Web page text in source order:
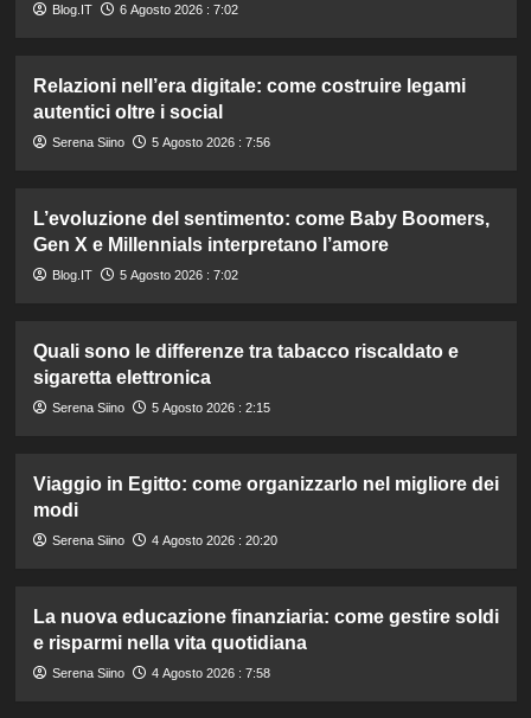
Blog.IT 6 Agosto 2026 : 7:02
Relazioni nell’era digitale: come costruire legami
autentici oltre i social
Serena Siino 5 Agosto 2026 : 7:56
L’evoluzione del sentimento: come Baby Boomers,
Gen X e Millennials interpretano l’amore
Blog.IT 5 Agosto 2026 : 7:02
Quali sono le differenze tra tabacco riscaldato e
sigaretta elettronica
Serena Siino 5 Agosto 2026 : 2:15
Viaggio in Egitto: come organizzarlo nel migliore dei
modi
Serena Siino 4 Agosto 2026 : 20:20
La nuova educazione finanziaria: come gestire soldi
e risparmi nella vita quotidiana
Serena Siino 4 Agosto 2026 : 7:58